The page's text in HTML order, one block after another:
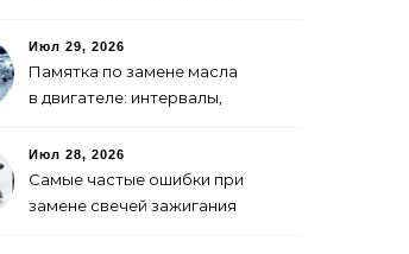
мойки авто
Июл 29, 2026
Памятка по замене масла
в двигателе: интервалы,
Июл 28, 2026
Самые частые ошибки при
замене свечей зажигания